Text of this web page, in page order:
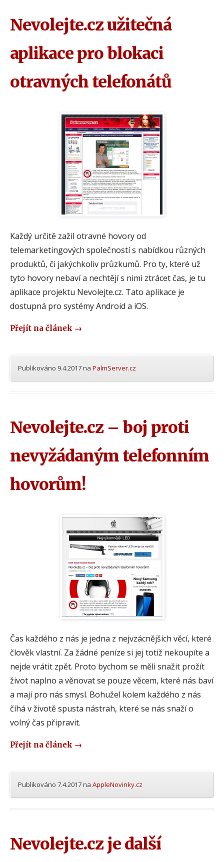
Nevolejte.cz užitečná
aplikace pro blokaci
otravných telefonátů
Každý určitě zažil otravné hovory od
telemarketingových společností s nabídkou různých
produktů, či jakýchkoliv průzkumů. Pro ty, které už
tyto hovory nebaví a nechtějí s nimi ztrácet čas, je tu
aplikace projektu Nevolejte.cz. Tato aplikace je
dostupná pro systémy Android a iOS.
Přejít na článek →
Publikováno 9.4.2017na PalmServer.cz
Nevolejte.cz – boj proti
nevyžádaným telefonním
hovorům!
Čas každého z nás je jedna z nejvzácnějších věcí, které
člověk vlastní. Za žádné peníze si jej totiž nekoupíte a
nejde vrátit zpět. Proto bychom se měli snažit prožít
život naplno a věnovat se pouze věcem, které nás baví
a mají pro nás smysl. Bohužel kolem každého z nás
číhá v životě spusta nástrah, které se nás snaží o
volný čas připravit.
Přejít na článek →
Publikováno 7.4.2017na AppleNovinky.cz
Nevolejte.cz je další